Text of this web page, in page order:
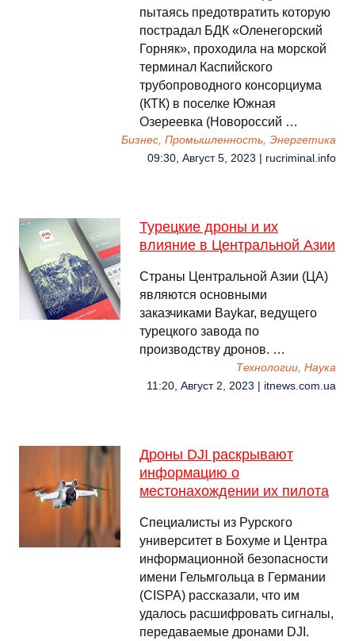
пытаясь предотвратить которую
пострадал БДК «Оленегорский
Горняк», проходила на морской
терминал Каспийского
трубопроводного консорциума
(КТК) в поселке Южная
Озереевка (Новороссий …
Бизнес, Промышленность, Энергетика
09:30, Август 5, 2023 | rucriminal.info
Турецкие дроны и их
влияние в Центральной Азии
Страны Центральной Азии (ЦА)
являются основными
заказчиками Baykar, ведущего
турецкого завода по
производству дронов. …
Технологии, Наука
11:20, Август 2, 2023 | itnews.com.ua
Дроны DJI раскрывают
информацию о
местонахождении их пилота
Специалисты из Рурского
университет в Бохуме и Центра
информационной безопасности
имени Гельмгольца в Германии
(CISPA) рассказали, что им
удалось расшифровать сигналы,
передаваемые дронами DJI.